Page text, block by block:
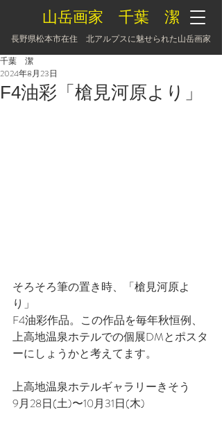
山岳画家 千葉 潔
長野県松本市在住 北アルプスに魅せられた山岳画家
F4油彩「槍見河原より」
千葉 潔
2024年8月23日
そろそろ筆の置き時、「槍見河原よ
り」
F4油彩作品。この作品を毎年秋恒例、
上高地温泉ホテルでの個展DMとポスタ
ーにしょうかと考えてます。
上高地温泉ホテルギャラリーきそう
9月28日(土)〜10月31日(木)